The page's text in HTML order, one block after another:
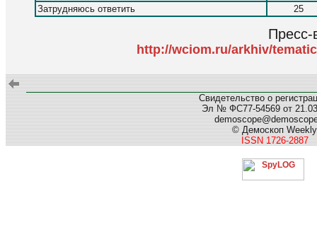
Затрудняюсь ответить
25
Пресс-
http://wciom.ru/arkhiv/
Свидетельство о
Эл № ФС77-54569 от
© Демоскоп Weekly
ISSN 1726-2887